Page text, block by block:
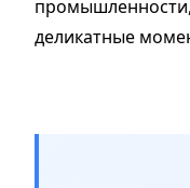
деликатные